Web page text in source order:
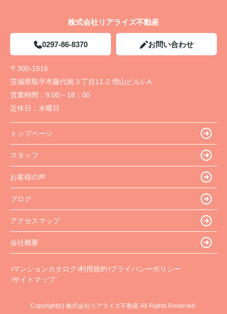
株式会社リアライズ不動産
0297-86-8370 お問い合わせ
〒300-1516
茨城県取手市藤代南３丁目11-2 増山ビル1-A
営業時間： 9:00～18：00
定休日： 水曜日
トップページ
スタッフ
お客様の声
ブログ
アクセスマップ
会社概要
マンションカタログ 利用規約 プライバシーポリシー
サイトマップ
Copyright(c) 株式会社リアライズ不動産 All Rights Reserved.